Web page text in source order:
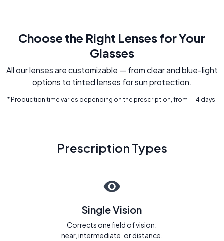
Choose the Right Lenses for Your
Glasses
All our lenses are customizable — from clear and blue-light
options to tinted lenses for sun protection.
* Production time varies depending on the prescription, from 1 - 4 days.
Prescription Types
Single Vision
Corrects one field of vision:
near, intermediate, or distance.